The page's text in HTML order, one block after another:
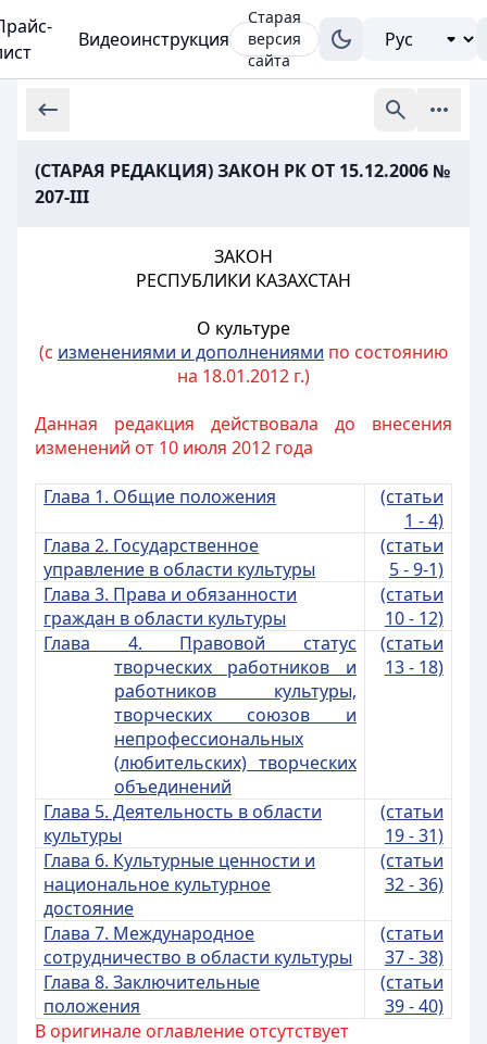
Видеоинструкция
Старая
версия
сайта
(СТАРАЯ РЕДАКЦИЯ) ЗАКОН РК ОТ 15.12.2006 №
207-III
ЗАКОН
РЕСПУБЛИКИ КАЗАХСТАН
О культуре
(с изменениями и дополнениями по состоянию
на 18.01.2012 г.)
Данная редакция действовала до внесения
изменений от 10 июля 2012 года
Глава 1. Общие положения
(статьи
1 - 4)
Глава 2. Государственное
управление в области культуры
(статьи
5 - 9-1)
Глава 3. Права и обязанности
граждан в области культуры
(статьи
10 - 12)
Глава 4. Правовой статус
творческих работников и
работников культуры,
творческих союзов и
непрофессиональных
(любительских) творческих
объединений
(статьи
13 - 18)
Глава 5. Деятельность в области
культуры
(статьи
19 - 31)
Глава 6. Культурные ценности и
национальное культурное
достояние
(статьи
32 - 36)
Глава 7. Международное
сотрудничество в области культуры
(статьи
37 - 38)
Глава 8. Заключительные
положения
(статьи
39 - 40)
В оригинале оглавление отсутствует